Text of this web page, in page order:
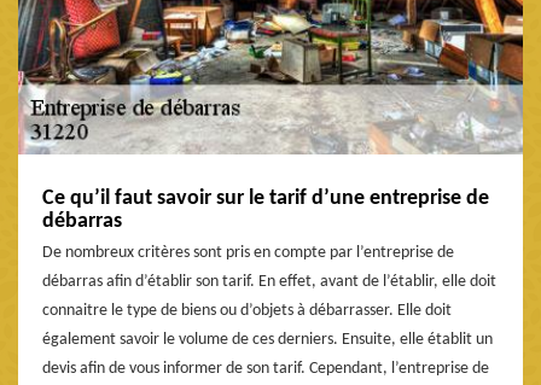
Ce qu’il faut savoir sur le tarif d’une entreprise de
débarras
De nombreux critères sont pris en compte par l’entreprise de
débarras afin d’établir son tarif. En effet, avant de l’établir, elle doit
connaitre le type de biens ou d’objets à débarrasser. Elle doit
également savoir le volume de ces derniers. Ensuite, elle établit un
devis afin de vous informer de son tarif. Cependant, l’entreprise de